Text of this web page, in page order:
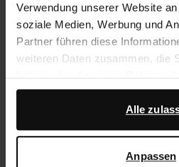
Verwendung unserer Website
soziale Medien, Werbung und
Partner führen diese
weiteren Daten zusammen, die
haben oder die sie im Rahmen
gesammelt haben.
Darüber hinaus arbeiten wir mit
darüber, wie Google Ihre
Alle
Anpassen
Produktbeschreibung
Braune Ledersneaker mit
Sacha. Die Sneaker haben
versehen. Sowohl die Innen-
der Schuhe ist aus Leder
Produktdetails